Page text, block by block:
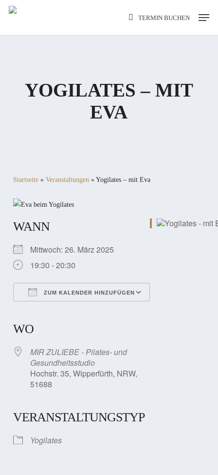
Skip
TERMIN BUCHEN
Menu
YOGILATES – MIT
EVA
Startseite» Veranstaltungen» Yogilates – mit Eva
WANN
Mittwoch: 26. März 2025
19:30 - 20:30
ZUM KALENDER HINZUFÜGEN
WO
MIR ZULIEBE - Pilates- und
Gesundheitsstudio
Hochstr. 35, Wipperfürth, NRW,
51688
VERANSTALTUNGSTYP
Yogilates